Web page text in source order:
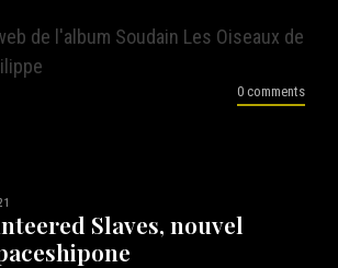
de l'album Soudain Les Oiseaux de
0 comments
Slaves, nouvel